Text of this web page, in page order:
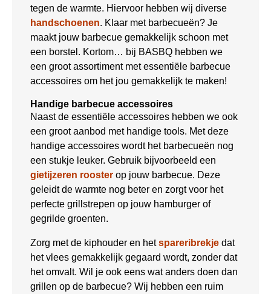
tegen de warmte. Hiervoor hebben wij diverse
handschoenen. Klaar met barbecueën? Je
maakt jouw barbecue gemakkelijk schoon met
een borstel. Kortom… bij BASBQ hebben we
een groot assortiment met essentiële barbecue
accessoires om het jou gemakkelijk te maken!
Handige barbecue accessoires
Naast de essentiële accessoires hebben we ook
een groot aanbod met handige tools. Met deze
handige accessoires wordt het barbecueën nog
een stukje leuker. Gebruik bijvoorbeeld een
gietijzeren rooster op jouw barbecue. Deze
geleidt de warmte nog beter en zorgt voor het
perfecte grillstrepen op jouw hamburger of
gegrilde groenten.
Zorg met de kiphouder en hetspareribrekje dat
het vlees gemakkelijk gegaard wordt, zonder dat
het omvalt. Wil je ook eens wat anders doen dan
grillen op de barbecue? Wij hebben een ruim